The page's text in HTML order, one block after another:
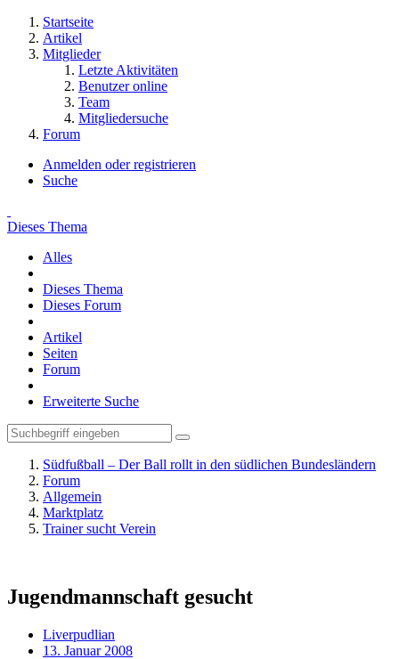
Startseite
Artikel
Mitglieder
Letzte Aktivitäten
Benutzer online
Team
Mitgliedersuche
Forum
Anmelden oder registrieren
Suche
Dieses Thema
Alles
Dieses Thema
Dieses Forum
Artikel
Seiten
Forum
Erweiterte Suche
Südfußball – Der Ball rollt in den südlichen Bundesländern
Forum
Allgemein
Marktplatz
Trainer sucht Verein
Jugendmannschaft gesucht
Liverpudlian
13. Januar 2008